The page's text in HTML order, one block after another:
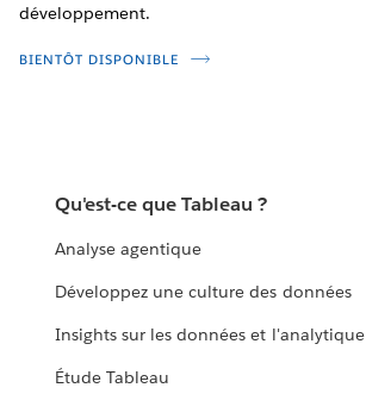
développement.
BIENTÔT DISPONIBLE
Qu'est-ce que Tableau ?
Analyse agentique
Développez une culture des données
Insights sur les données et l'analytique
Étude Tableau